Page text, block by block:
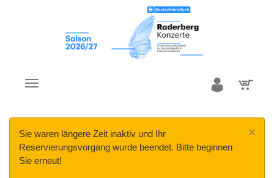
×
Sie waren längere Zeit inaktiv und Ihr
Reservierungsvorgang wurde beendet. Bitte beginnen
Sie erneut!